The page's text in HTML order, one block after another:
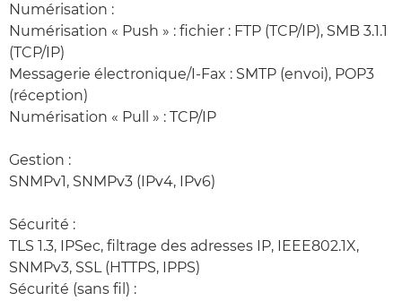
Numérisation :
Numérisation « Push » : fichier : FTP (TCP/IP), SMB 3.1.1
(TCP/IP)
Messagerie électronique/I-Fax : SMTP (envoi), POP3
(réception)
Numérisation « Pull » : TCP/IP
Gestion :
SNMPv1, SNMPv3 (IPv4, IPv6)
Sécurité :
TLS 1.3, IPSec, filtrage des adresses IP, IEEE802.1X,
SNMPv3, SSL (HTTPS, IPPS)
Sécurité (sans fil) :